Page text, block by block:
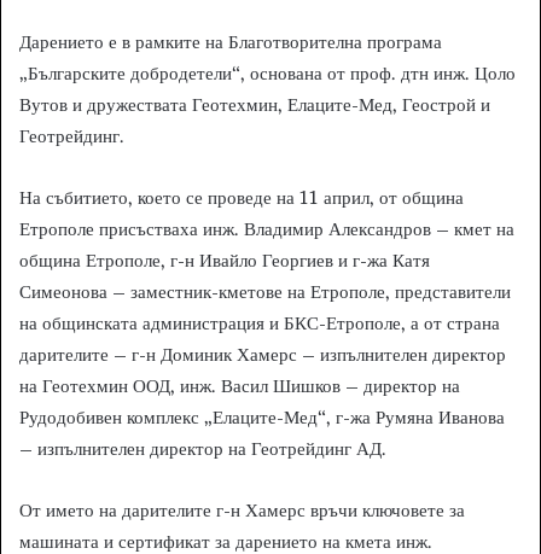
Дарението е в рамките на Благотворителна програма
„Българските добродетели“, основана от проф. дтн инж. Цоло
Вутов и дружествата Геотехмин, Елаците-Мед, Геострой и
Геотрейдинг.
На събитието, което се проведе на 11 април, от община
Етрополе присъстваха инж. Владимир Александров – кмет на
община Етрополе, г-н Ивайло Георгиев и г-жа Катя
Симеонова – заместник-кметове на Етрополе, представители
на общинската администрация и БКС-Етрополе, а от страна
дарителите – г-н Доминик Хамерс – изпълнителен директор
на Геотехмин ООД, инж. Васил Шишков – директор на
Рудодобивен комплекс „Елаците-Мед“, г-жа Румяна Иванова
– изпълнителен директор на Геотрейдинг АД.
От името на дарителите г-н Хамерс връчи ключовете за
машината и сертификат за дарението на кмета инж.